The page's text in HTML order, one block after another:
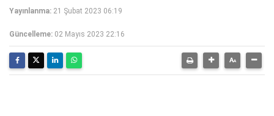
Yayınlanma: 21 Şubat 2023 06:19
Güncelleme: 02 Mayıs 2023 22:16